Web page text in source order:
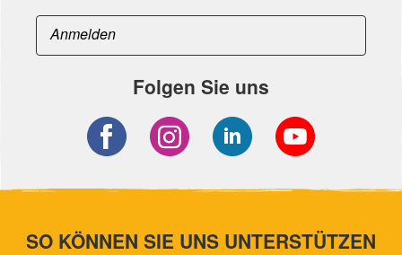
Folgen Sie uns
SO KÖNNEN SIE UNS UNTERSTÜTZEN